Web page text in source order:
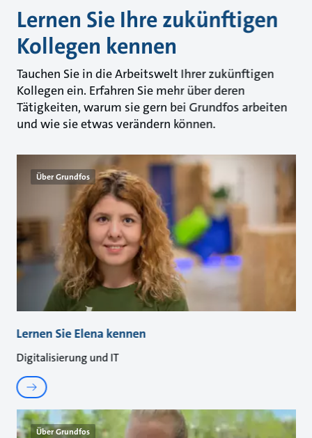
Lernen Sie Ihre zukünftigen
Kollegen kennen
Tauchen Sie in die Arbeitswelt Ihrer zukünftigen
Kollegen ein. Erfahren Sie mehr über deren
Tätigkeiten, warum sie gern bei Grundfos arbeiten
und wie sie etwas verändern können.
Über Grundfos
Lernen Sie Elena kennen
Digitalisierung und IT
Über Grundfos